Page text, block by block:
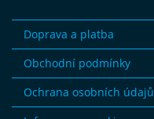
Doprava a platba
Obchodní podmínky
Ochrana osobních údajů